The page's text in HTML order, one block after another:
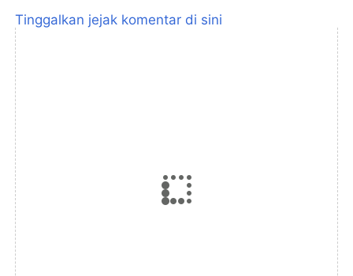
Tinggalkan jejak komentar di sini